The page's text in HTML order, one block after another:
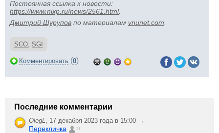
Постоянная ссылка к новости:
https://www.nixp.ru/news/2561.html.
Дмитрий Шурупов по материалам vnunet.com
SCO, SGI
Комментировать (0)
Последние комментарии
OlegL, 17 декабря 2023 года в 15:00 →
Перекличка 21